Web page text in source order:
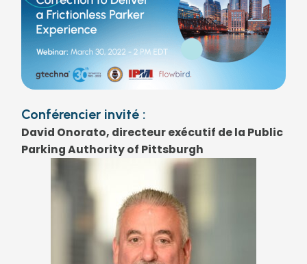
Conférencier invité :
David Onorato, directeur exécutif de la Public
Parking Authority of Pittsburgh